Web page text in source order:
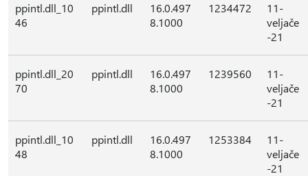
ppintl.dll_10
46
ppintl.dll
16.0.497
8.1000
1234472
11-
veljače
-21
ppintl.dll_20
70
ppintl.dll
16.0.497
8.1000
1239560
11-
veljače
-21
ppintl.dll_10
48
ppintl.dll
16.0.497
8.1000
1253384
11-
veljače
-21